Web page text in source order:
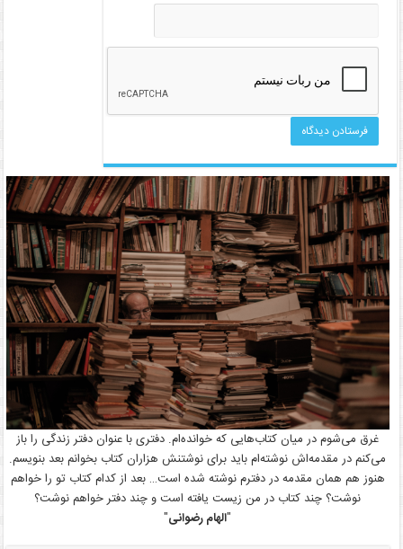
غرق می‌شوم در میان کتاب‌هایی که خوانده‌ام. دفتری با عنوان دفتر زندگی را باز
می‌کنم در مقدمه‌اش نوشته‌ام باید برای نوشتنش هزاران کتاب بخوانم بعد بنویسم.
هنوز هم همان مقدمه در دفترم نوشته شده است… بعد از کدام کتاب تو را خواهم
نوشت؟ چند کتاب در من زیست یافته است و چند دفتر خواهم نوشت؟
"الهام رضوانی"